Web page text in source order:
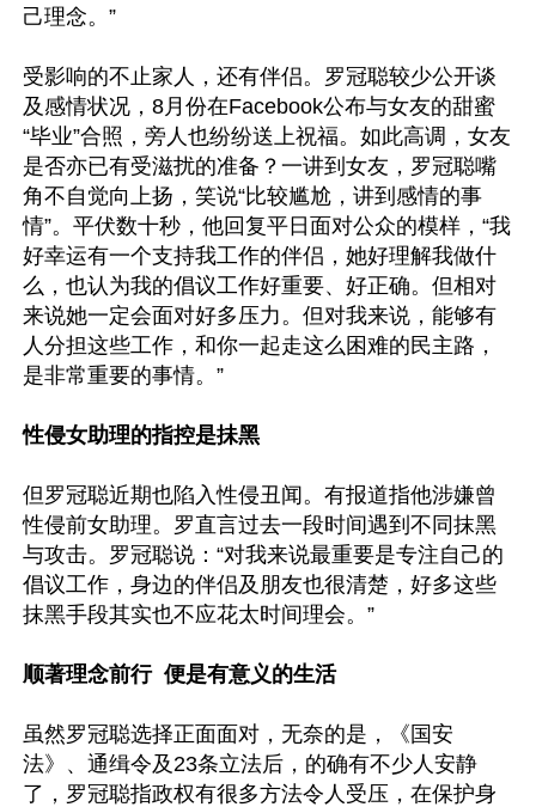
己理念。”
受影响的不止家人，还有伴侣。罗冠聪较少公开谈
及感情状况，8月份在Facebook公布与女友的甜蜜
“毕业”合照，旁人也纷纷送上祝福。如此高调，女友
是否亦已有受滋扰的准备？一讲到女友，罗冠聪嘴
角不自觉向上扬，笑说“比较尴尬，讲到感情的事
情”。平伏数十秒，他回复平日面对公众的模样，“我
好幸运有一个支持我工作的伴侣，她好理解我做什
么，也认为我的倡议工作好重要、好正确。但相对
来说她一定会面对好多压力。但对我来说，能够有
人分担这些工作，和你一起走这么困难的民主路，
是非常重要的事情。”
性侵女助理的指控是抺黑
但罗冠聪近期也陷入性侵丑闻。有报道指他涉嫌曾
性侵前女助理。罗直言过去一段时间遇到不同抹黑
与攻击。罗冠聪说：“对我来说最重要是专注自己的
倡议工作，身边的伴侣及朋友也很清楚，好多这些
抹黑手段其实也不应花太时间理会。”
顺著理念前行  便是有意义的生活
虽然罗冠聪选择正面面对，无奈的是，《国安
法》、通缉令及23条立法后，的确有不少人安静
了，罗冠聪指政权有很多方法令人受压，在保护身